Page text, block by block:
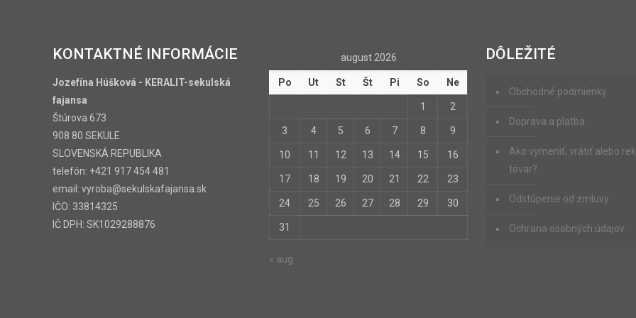
KONTAKTNÉ INFORMÁCIE
Jozefína Húšková - KERALIT-sekulská
fajansa
Štúrova 673
908 80 SEKULE
SLOVENSKÁ REPUBLIKA
telefón: +421 917 454 481
email: vyroba@sekulskafajansa.sk
IČO: 33814325
IČ DPH: SK1029288876
august 2026
Po Ut St Št Pi So Ne
1 2
3 4 5 6 7 8 9
10 11 12 13 14 15 16
17 18 19 20 21 22 23
24 25 26 27 28 29 30
31
« aug
DÔLEŽITÉ
Obchodné podmienky
Doprava a platba
Ako vymeniť, vrátiť alebo
tovar?
Odstúpenie od zmluvy
Ochrana osobných údajov